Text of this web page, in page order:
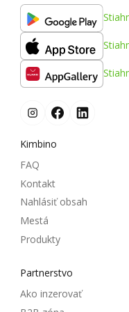
Kimbino
FAQ
Kontakt
Nahlásiť obsah
Mestá
Produkty
Partnerstvo
Ako inzerovať